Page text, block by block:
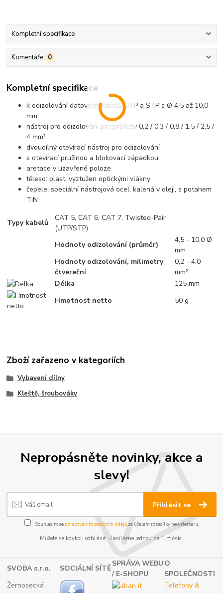
Kompletní specifikace
Komentáře 0
Kompletní specifikace
k odizolování datových kabelů UTP a STP s Ø 4,5 až 10,0
mm
nástroj pro odizolování pro průřezy 0,2 / 0,3 / 0,8 / 1,5 / 2,5 /
4 mm²
dvoudílný otevírací nástroj pro odizolování
s otevírací pružinou a blokovací západkou
aretace v uzavřené poloze
těleso: plast, vyztužen optickými vlákny
čepele: speciální nástrojová ocel, kalená v oleji, s potahem
TiN
Typy kabelů
CAT 5, CAT 6, CAT 7, Twisted-Pair
(UTP/STP)
Hodnoty odizolování (průměr)
4,5 - 10,0 Ø
mm
Hodnoty odizolování, milimetry
čtvereční
0,2 - 4,0
mm²
Délka
125 mm
Hmotnost netto
50 g
Zboží zařazeno v kategoriích
Vybavení dílny
Kleště, šroubováky
Nepropásněte novinky, akce a
slevy!
Přihlásit se
Souhlasím se zpracováním osobních údajůza účelem rozesílky newsletteru.
Můžete se kdykoli odhlásit. Zasíláme jednou za 1 měsíc.
SVOBA s.r.o. SOCIÁLNÍ SÍTĚ
SPRÁVA WEBU
/ E-SHOPU
O
SPOLEČNOSTI
Žernosecká
Telefony &